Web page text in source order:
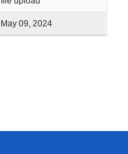
May 09, 2024